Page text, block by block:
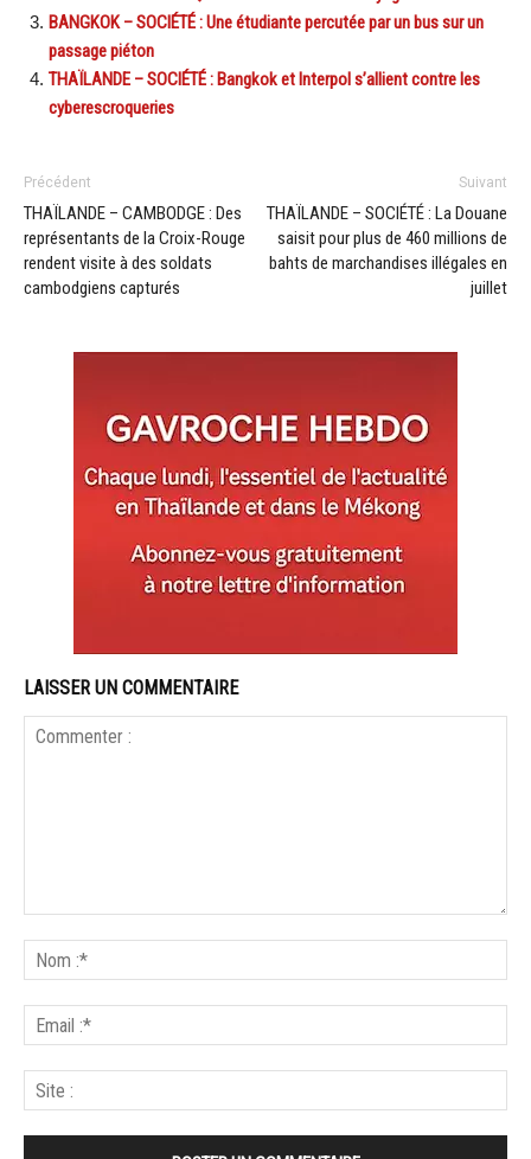
BANGKOK – SOCIÉTÉ : Une étudiante percutée par un bus sur un
passage piéton
THAÏLANDE – SOCIÉTÉ : Bangkok et Interpol s’allient contre les
cyberescroqueries
Précédent
THAÏLANDE – CAMBODGE : Des
représentants de la Croix-Rouge
rendent visite à des soldats
cambodgiens capturés
Suivant
THAÏLANDE – SOCIÉTÉ : La Douane
saisit pour plus de 460 millions de
bahts de marchandises illégales en
juillet
LAISSER UN COMMENTAIRE